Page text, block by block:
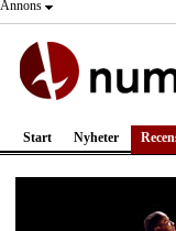
Annons
Start Nyheter